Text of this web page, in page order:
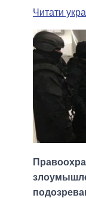
Читати